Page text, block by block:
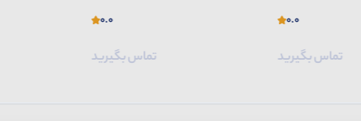
0.0
تماس بگیرید
0.0
تماس بگیرید